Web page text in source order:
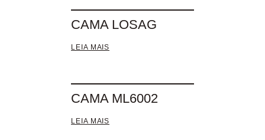
CAMA LOSAG
LEIA MAIS
CAMA ML6002
LEIA MAIS